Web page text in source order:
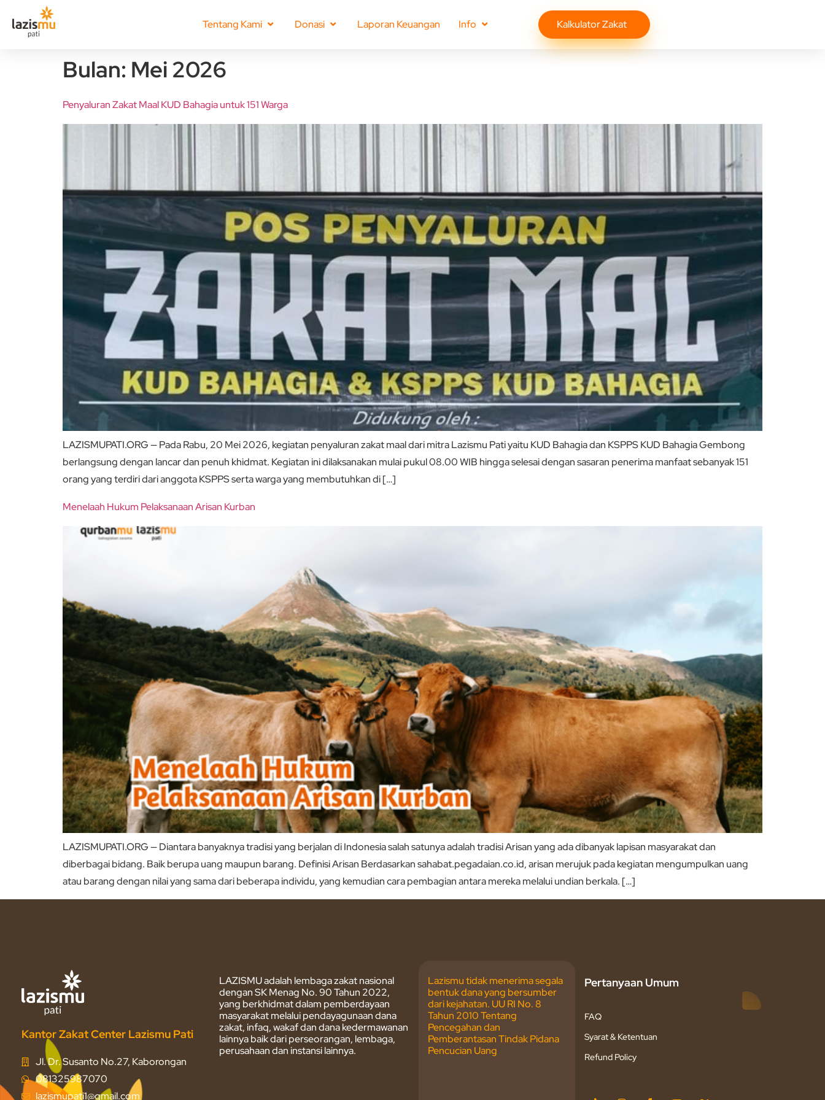
Tentang Kami Donasi Laporan Keuangan Info Kalkulator Zakat
Bulan: Mei 2026
Penyaluran Zakat Maal KUD Bahagia untuk 151 Warga
LAZISMUPATI.ORG — Pada Rabu, 20 Mei 2026, kegiatan penyaluran zakat maal dari mitra Lazismu Pati yaitu KUD Bahagia dan KSPPS KUD Bahagia Gembong
berlangsung dengan lancar dan penuh khidmat. Kegiatan ini dilaksanakan mulai pukul 08.00 WIB hingga selesai dengan sasaran penerima manfaat sebanyak 151
orang yang terdiri dari anggota KSPPS serta warga yang membutuhkan di […]
Menelaah Hukum Pelaksanaan Arisan Kurban
LAZISMUPATI.ORG — Diantara banyaknya tradisi yang berjalan di Indonesia salah satunya adalah tradisi Arisan yang ada dibanyak lapisan masyarakat dan
diberbagai bidang. Baik berupa uang maupun barang. Definisi Arisan Berdasarkan sahabat.pegadaian.co.id, arisan merujuk pada kegiatan mengumpulkan uang
atau barang dengan nilai yang sama dari beberapa individu, yang kemudian cara pembagian antara mereka melalui undian berkala. […]
Kantor Zakat Center Lazismu Pati
Jl. Dr. Susanto No.27, Kaborongan
081325987070
lazismupati1@gmail.com
LAZISMU adalah lembaga zakat nasional
dengan SK Menag No. 90 Tahun 2022,
yang berkhidmat dalam pemberdayaan
masyarakat melalui pendayagunaan dana
zakat, infaq, wakaf dan dana kedermawanan
lainnya baik dari perseorangan, lembaga,
perusahaan dan instansi lainnya.
Lazismu tidak menerima segala
bentuk dana yang bersumber
dari kejahatan. UU RI No. 8
Tahun 2010 Tentang
Pencegahan dan
Pemberantasan Tindak Pidana
Pencucian Uang
Pertanyaan Umum
FAQ
Syarat & Ketentuan
Refund Policy